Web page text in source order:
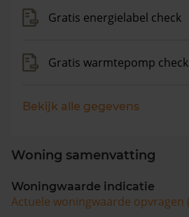
Gratis energielabel check
Gratis warmtepomp check
Bekijk alle gegevens
Woning samenvatting
Woningwaarde indicatie
Actuele woningwaarde opvragen